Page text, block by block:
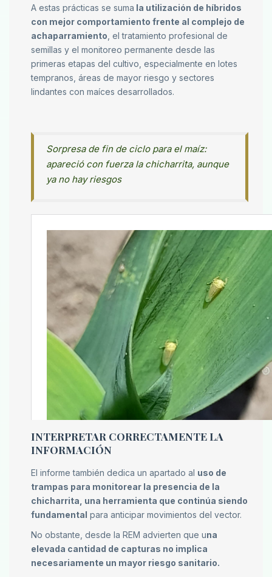
A estas prácticas se suma la utilización de híbridos
con mejor comportamiento frente al complejo de
achaparramiento , el tratamiento profesional de
semillas y el monitoreo permanente desde las
primeras etapas del cultivo, especialmente en lotes
tempranos, áreas de mayor riesgo y sectores
lindantes con maíces desarrollados.
Sorpresa de fin de ciclo para el maíz:
apareció con fuerza la chicharrita, aunque
ya no hay riesgos
INTERPRETAR CORRECTAMENTE LA
INFORMACIÓN
El informe también dedica un apartado al uso de
trampas para monitorear la presencia de la
chicharrita, una herramienta que continúa siendo
fundamental para anticipar movimientos del vector.
No obstante, desde la REM advierten que una
elevada cantidad de capturas no implica
necesariamente un mayor riesgo sanitario.